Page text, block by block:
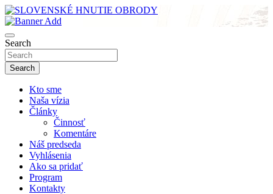
Skip
to
content
SLOVENSKÉ HNUTIE OBRODY
Search
Search
Kto sme
Naša vízia
Články
Činnosť
Komentáre
Náš predseda
Vyhlásenia
Ako sa pridať
Program
Kontakty